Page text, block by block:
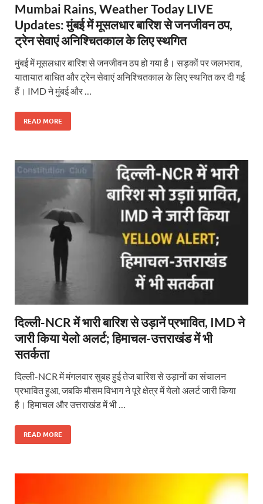
Mumbai Rains, Weather Today LIVE
Updates: मुंबई में मूसलधार बारिश से जनजीवन ठप,
ट्रेन सेवाएं अनिश्चितकाल के लिए स्थगित
मुंबई में मूसलधार बारिश से जनजीवन ठप हो गया है। सड़कों पर जलभराव,
यातायात बाधित और ट्रेन सेवाएं अनिश्चितकाल के लिए स्थगित कर दी गई
हैं। IMD ने मुंबई और …
READ MORE
दिल्ली-NCR में भारी बारिश से उड़ानें प्रभावित, IMD ने
जारी किया येलो अलर्ट; हिमाचल-उत्तराखंड में भी
सतर्कता
दिल्ली-NCR में मंगलवार सुबह हुई तेज बारिश से उड़ानों का संचालन
प्रभावित हुआ, जबकि मौसम विभाग ने पूरे क्षेत्र में येलो अलर्ट जारी किया
है। हिमाचल और उत्तराखंड में भी …
READ MORE